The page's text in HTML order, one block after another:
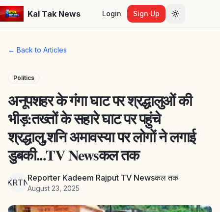
Kal Tak News Login Sign Up Toggle
← Back to Articles
Politics
अनूपशहर के गंगा घाट पर श्रद्धालुओं की
भीड़:तख्तों के सहारे घाट पर पहुंचे
श्रद्धालु,शनि अमावस्या पर लोगों ने लगाई
डुबकी...TV Newsकल तक
RKRTNतReporter Kadeem Rajput TV Newsकल तक
August 23, 2025